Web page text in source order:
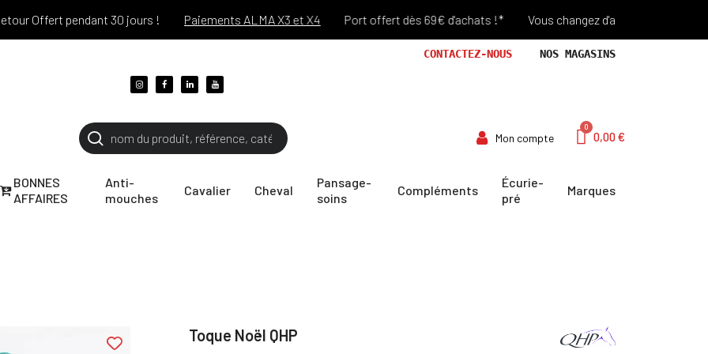
Offert pendant 30 jours ! Paiements ALMA X3 et X4 Port offert dès 69€ d'achats !* Vous changez d'avis? Retour Offert
CONTACTEZ-NOUS NOS MAGASINS
Mon compte 0,00 €
BONNES
AFFAIRES
Anti-
mouches
Cavalier Cheval
Pansage-
soins
Compléments
Écurie-
pré
Marques
Toque Noël QHP